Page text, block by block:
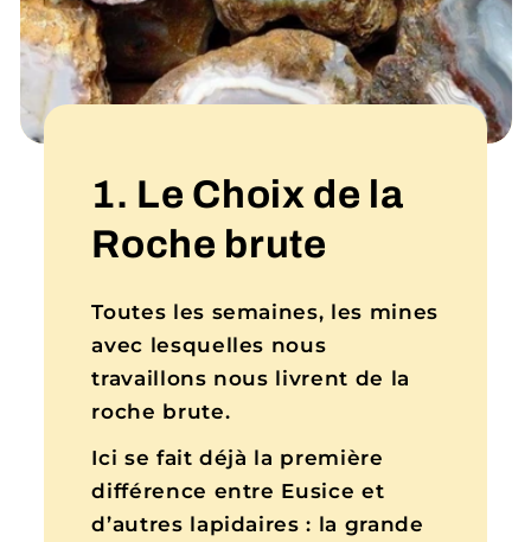
1. Le Choix de la
Roche brute
Toutes les semaines, les mines
avec lesquelles nous
travaillons nous livrent de la
roche brute.
Ici se fait déjà la première
différence entre Eusice et
d’autres lapidaires : la grande